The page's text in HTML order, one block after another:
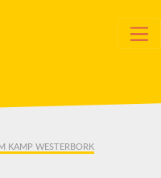
KAMP WESTERBORK